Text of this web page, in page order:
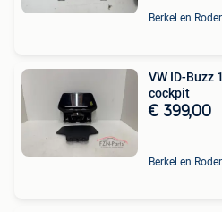
Berkel en
VW ID-Buzz
cockpit
€ 399,00
Berkel en